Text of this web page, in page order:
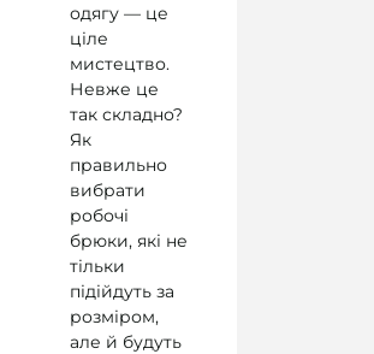
одягу — це
ціле
мистецтво.
Невже це
так складно?
Як
правильно
вибрати
робочі
брюки, які не
тільки
підійдуть за
розміром,
але й будуть